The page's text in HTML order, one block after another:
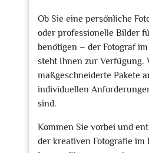
Ob Sie eine persönliche
oder professionelle Bilder
benötigen – der Fotograf
steht Ihnen zur Verfügung.
maßgeschneiderte Pakete
individuellen
sind.
Kommen Sie vorbei und
der kreativen Fotografie im